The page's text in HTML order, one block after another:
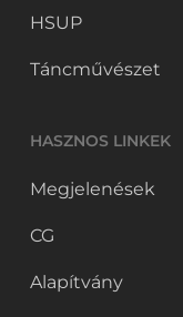
HSUP
Táncművészet
HASZNOS LINKEK
Megjelenések
CG
Alapítvány